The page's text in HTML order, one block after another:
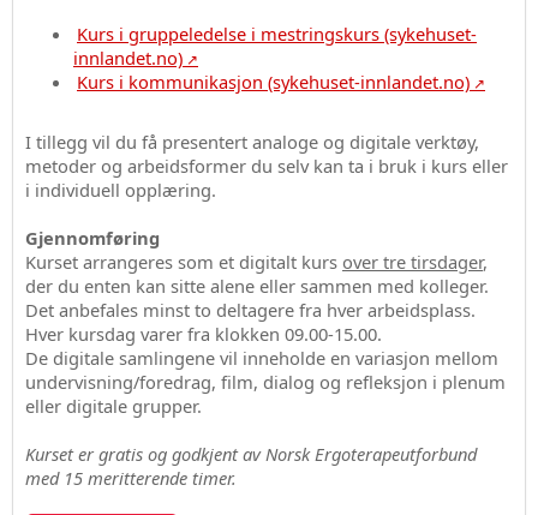
Kurs i gruppeledelse i mestringskurs (sykehuset-
innlandet.no)
Kurs i kommunikasjon (sykehuset-innlandet.no)
I tillegg vil du få presentert analoge og digitale verktøy,
metoder og arbeidsformer du selv kan ta i bruk i kurs eller
i individuell opplæring.
Gjennomføring
Kurset arrangeres som et digitalt kurs over tre tirsdager,
der du enten kan sitte alene eller sammen med kolleger.
Det anbefales minst to deltagere fra hver arbeidsplass.
Hver kursdag varer fra klokken 09.00-15.00.
De digitale samlingene vil inneholde en variasjon mellom
undervisning/foredrag, film, dialog og refleksjon i plenum
eller digitale grupper.
Kurset er gratis og godkjent av Norsk Ergoterapeutforbund
med 15 meritterende timer.